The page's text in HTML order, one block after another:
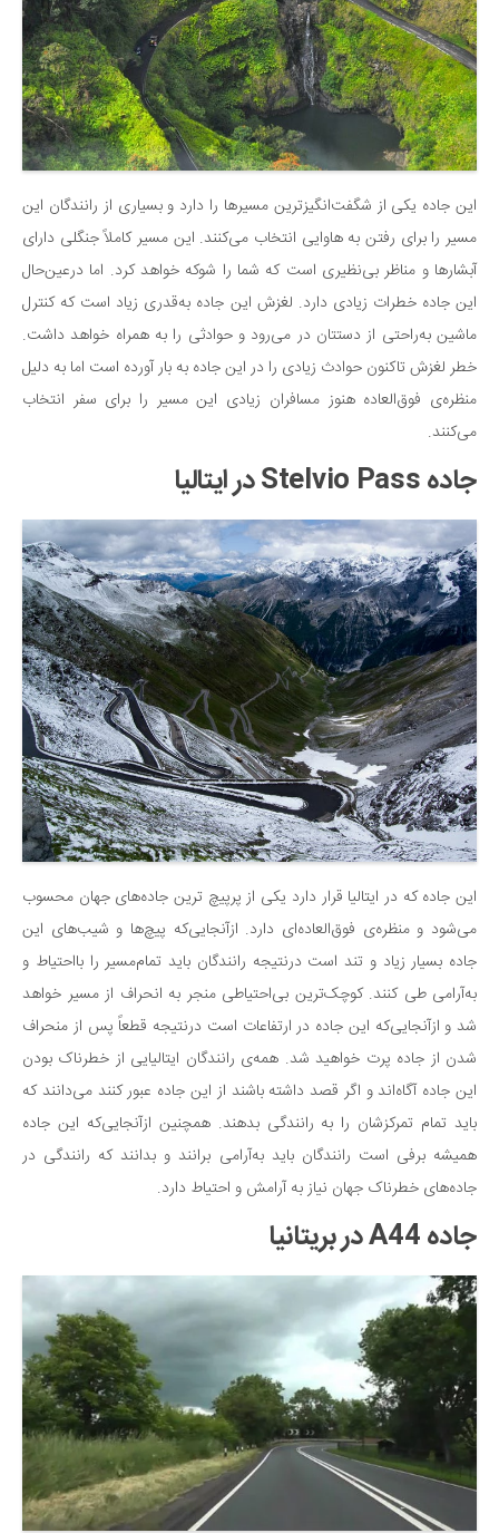
این جاده یکی از شگفت‌انگیزترین مسیرها را دارد و بسیاری از رانندگان این
مسیر را برای رفتن به هاوایی انتخاب می‌کنند. این مسیر کاملاً جنگلی دارای
آبشارها و مناظر بی‌نظیری است که شما را شوکه خواهد کرد. اما درعین‌حال
این جاده خطرات زیادی دارد. لغزش این جاده به‌قدری زیاد است که کنترل
ماشین به‌راحتی از دستتان در می‌رود و حوادثی را به همراه خواهد داشت.
خطر لغزش تاکنون حوادث زیادی را در این جاده به بار آورده است اما به دلیل
منظره‌ی فوق‌العاده هنوز مسافران زیادی این مسیر را برای سفر انتخاب
می‌کنند.
جاده Stelvio Pass در ایتالیا
این جاده که در ایتالیا قرار دارد یکی از پرپیچ ترین جاده‌های جهان محسوب
می‌شود و منظره‌ی فوق‌العاده‌ای دارد. ازآنجایی‌که پیچ‌ها و شیب‌های این
جاده بسیار زیاد و تند است درنتیجه رانندگان باید تمام‌مسیر را بااحتیاط و
به‌آرامی طی کنند. کوچک‌ترین بی‌احتیاطی منجر به انحراف از مسیر خواهد
شد و ازآنجایی‌که این جاده در ارتفاعات است درنتیجه قطعاً پس از منحراف
شدن از جاده پرت خواهید شد. همه‌ی رانندگان ایتالیایی از خطرناک بودن
این جاده آگاه‌اند و اگر قصد داشته باشند از این جاده عبور کنند می‌دانند که
باید تمام تمرکزشان را به رانندگی بدهند. همچنین ازآنجایی‌که این جاده
همیشه برفی است رانندگان باید به‌آرامی برانند و بدانند که رانندگی در
جاده‌های خطرناک جهان نیاز به آرامش و احتیاط دارد.
جاده A44 در بریتانیا